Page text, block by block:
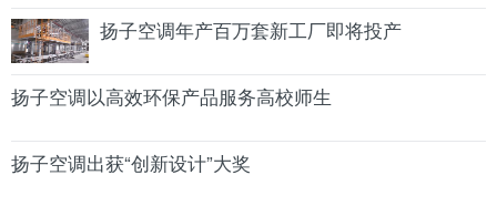
扬子空调年产百万套新工厂即将投产
扬子空调以高效环保产品服务高校师生
扬子空调出获“创新设计”大奖